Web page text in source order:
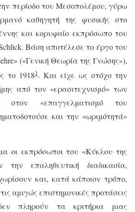
περίοδο του Μεσοπολέμου, γύρω
καθηγητή της φυσικής στο
και κορυφαίο εκπρόσωπο του
. Βάση αποτέλεσε το έργο του
(«Γενική Θεωρία της Γνώσης»),
το 19181. Και είχε ως στόχο την
από τον «ερασιτεχνισμό» των
στον «επαγγελματισμό του
και την «ωριμότητά»
οι εκπρόσωποι του «Κύκλου της
την επαληθευτική διαδικασία,
και, κατά κάποιον τρόπο,
αμιγώς επιστημονικές προτάσεις
πληρούν τα κριτήρια μιας